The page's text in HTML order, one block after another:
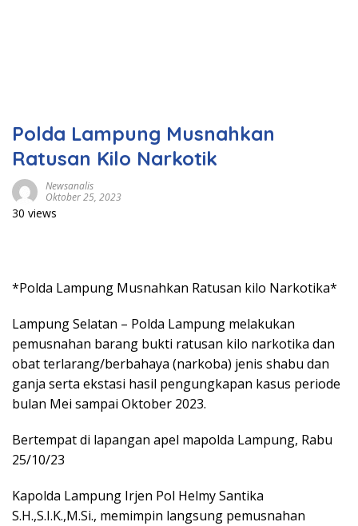
Polda Lampung Musnahkan
Ratusan Kilo Narkotik
Newsanalis
Oktober 25, 2023
30 views
*Polda Lampung Musnahkan Ratusan kilo Narkotika*
Lampung Selatan – Polda Lampung melakukan
pemusnahan barang bukti ratusan kilo narkotika dan
obat terlarang/berbahaya (narkoba) jenis shabu dan
ganja serta ekstasi hasil pengungkapan kasus periode
bulan Mei sampai Oktober 2023.
Bertempat di lapangan apel mapolda Lampung, Rabu
25/10/23
Kapolda Lampung Irjen Pol Helmy Santika
S.H.,S.I.K.,M.Si., memimpin langsung pemusnahan